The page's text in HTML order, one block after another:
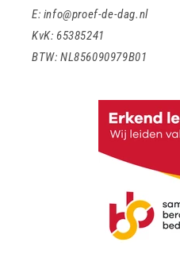
E: info@proef-de-dag.nl
KvK: 65385241
BTW: NL856090979B01